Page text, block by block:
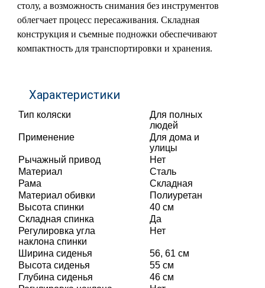
столу, а возможность снимания без инструментов
облегчает процесс пересаживания. Складная
конструкция и съемные подножки обеспечивают
компактность для транспортировки и хранения.
Характеристики
Тип коляски
Для полных
людей
Применение
Для дома и
улицы
Рычажный привод
Нет
Материал
Сталь
Рама
Складная
Материал обивки
Полиуретан
Высота спинки
40 см
Складная спинка
Да
Регулировка угла
наклона спинки
Нет
Ширина сиденья
56, 61 см
Высота сиденья
55 см
Глубина сиденья
46 см